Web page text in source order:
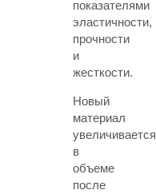
показателями
эластичности,
прочности
и
жесткости.
Новый
материал
увеличивается
в
объеме
после